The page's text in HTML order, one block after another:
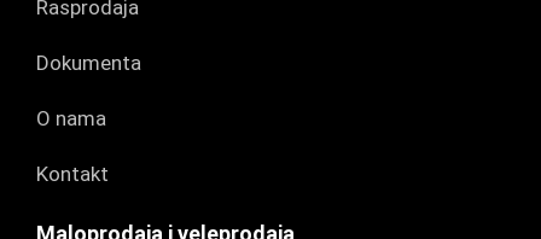
Rasprodaja
Dokumenta
O nama
Kontakt
Maloprodaja i veleprodaja